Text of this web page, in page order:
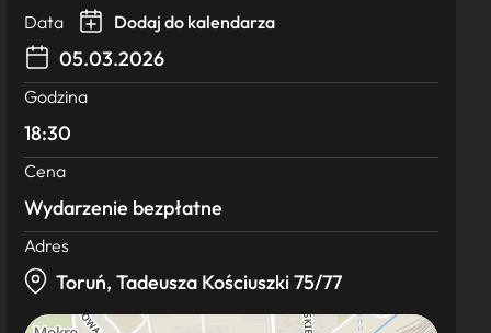
Data Dodaj do kalendarza
05.03.2026
Godzina
18:30
Cena
Wydarzenie bezpłatne
Adres
Toruń, Tadeusza Kościuszki 75/77